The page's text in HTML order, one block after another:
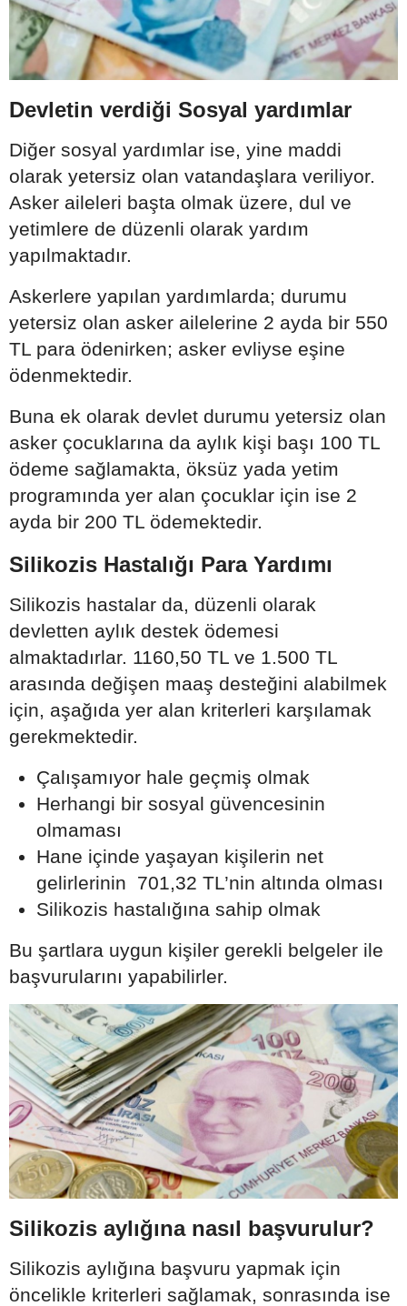
Devletin verdiği Sosyal yardımlar
Diğer sosyal yardımlar ise, yine maddi
olarak yetersiz olan vatandaşlara veriliyor.
Asker aileleri başta olmak üzere, dul ve
yetimlere de düzenli olarak yardım
yapılmaktadır.
Askerlere yapılan yardımlarda; durumu
yetersiz olan asker ailelerine 2 ayda bir 550
TL para ödenirken; asker evliyse eşine
ödenmektedir.
Buna ek olarak devlet durumu yetersiz olan
asker çocuklarına da aylık kişi başı 100 TL
ödeme sağlamakta, öksüz yada yetim
programında yer alan çocuklar için ise 2
ayda bir 200 TL ödemektedir.
Silikozis Hastalığı Para Yardımı
Silikozis hastalar da, düzenli olarak
devletten aylık destek ödemesi
almaktadırlar. 1160,50 TL ve 1.500 TL
arasında değişen maaş desteğini alabilmek
için, aşağıda yer alan kriterleri karşılamak
gerekmektedir.
Çalışamıyor hale geçmiş olmak
Herhangi bir sosyal güvencesinin
olmaması
Hane içinde yaşayan kişilerin net
gelirlerinin 701,32 TL’nin altında olması
Silikozis hastalığına sahip olmak
Bu şartlara uygun kişiler gerekli belgeler ile
başvurularını yapabilirler.
Silikozis aylığına nasıl başvurulur?
Silikozis aylığına başvuru yapmak için
öncelikle kriterleri sağlamak, sonrasında ise